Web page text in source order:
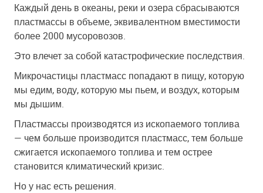
Каждый день в океаны, реки и озера сбрасываются
пластмассы в объеме, эквивалентном вместимости
более 2000 мусоровозов.
Это влечет за собой катастрофические последствия.
Микрочастицы пластмасс попадают в пищу, которую
мы едим, воду, которую мы пьем, и воздух, которым
мы дышим.
Пластмассы производятся из ископаемого топлива
— чем больше производится пластмасс, тем больше
сжигается ископаемого топлива и тем острее
становится климатический кризис.
Но у нас есть решения.